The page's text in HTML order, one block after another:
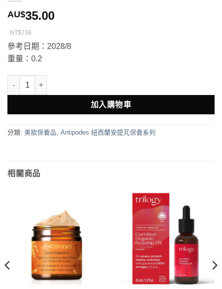
AU$35.00
NT$736
參考日期：2028/8
重量：0.2
Antipodes Natural Avocado Pear Night Cream 奇異果籽晚霜
加入購物車
分類: 美妝保養品 Antipodes 紐西蘭安提芃保養系列
相關商品